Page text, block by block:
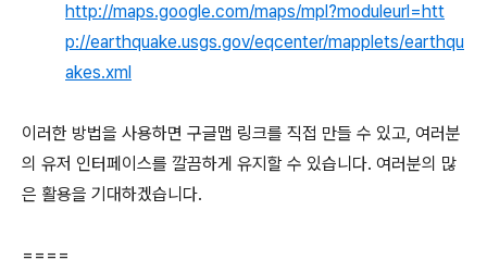
http://maps.google.com/maps/mpl?moduleurl=htt
p://earthquake.usgs.gov/eqcenter/mapplets/earthqu
akes.xml
이러한 방법을 사용하면 구글맵 링크를 직접 만들 수 있고, 여러분
의 유저 인터페이스를 깔끔하게 유지할 수 있습니다. 여러분의 많
은 활용을 기대하겠습니다.
====